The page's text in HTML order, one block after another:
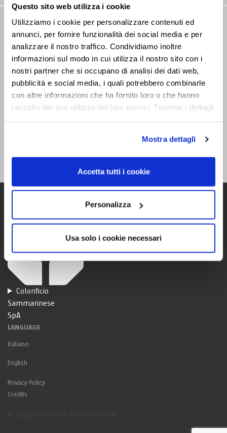
Questo sito web utilizza i cookie
Utilizziamo i cookie per personalizzare contenuti ed
annunci, per fornire funzionalità dei social media e per
analizzare il nostro traffico. Condividiamo inoltre
informazioni sul modo in cui utilizza il nostro sito con i
nostri partner che si occupano di analisi dei dati web,
pubblicità e social media, i quali potrebbero combinarle
con altre informazioni che ha fornito loro o che hanno
raccolto dal suo utilizzo dei loro servizi. Troverai i dettagli
cookie accettare. Per ulteriori informazioni consulta
lacookie policy.
Mostra dettagli
Accetta tutti i cookie
Personalizza
Usa solo i cookie necessari
NEWSLETTER
Stay tuned on our news
information on processing in accordance
Colorificio
Sammarinese
SpA
LANGUAGE
Italiano
English
Privacy Policy
Credits